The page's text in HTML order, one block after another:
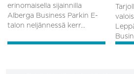
erinomaisella sijainnilla
Alberga Business Parkin E-
talon neljännessä kerr...